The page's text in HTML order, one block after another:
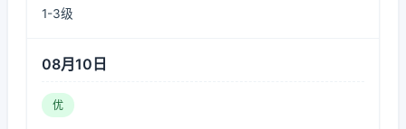
1-3级
08月10日
优